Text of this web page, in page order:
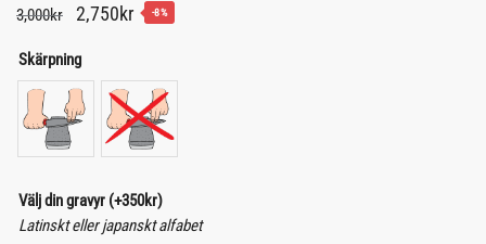
3,000kr
Det
priset
var:
3,000kr.
2,750krDet
är:
2,750kr.
-8%
Skärpning
Välj din gravyr (+350kr)
Latinskt eller japanskt alfabet